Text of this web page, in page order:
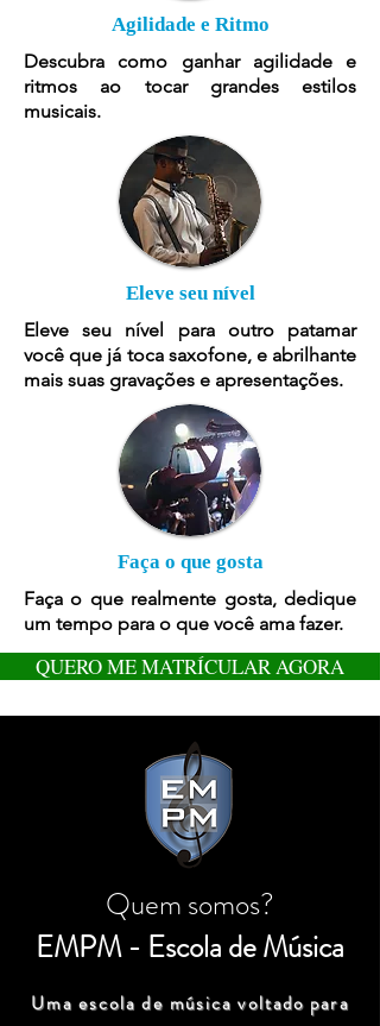
Agilidade e Ritmo
Descubra como ganhar agilidade e
ritmos ao tocar grandes estilos
musicais.
Eleve seu nível
Eleve seu nível para outro patamar
você que já toca saxofone, e abrilhante
mais suas gravações e apresentações.
Faça o que gosta
Faça o que realmente gosta, dedique
um tempo para o que você ama fazer.
QUERO ME MATRÍCULAR AGORA
Quem somos?
EMPM - Escola de Música
Uma escola de música voltado para